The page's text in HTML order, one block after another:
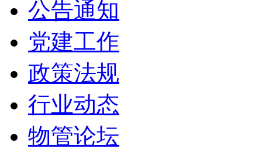
公告通知
党建工作
政策法规
行业动态
物管论坛